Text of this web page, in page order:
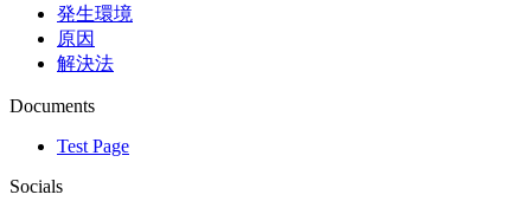
発生環境
原因
解決法
Documents
Test Page
Socials